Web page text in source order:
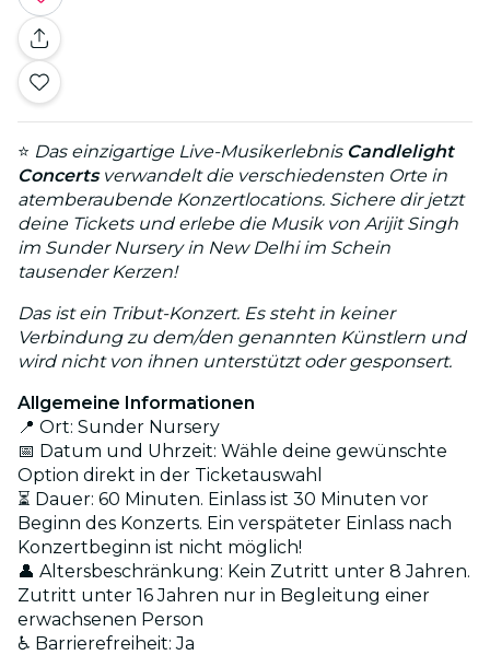
⭐ Das einzigartige Live-Musikerlebnis Candlelight
Concertsverwandelt die verschiedensten Orte in
atemberaubende Konzertlocations. Sichere dir jetzt
deine Tickets und erlebe die Musik von Arijit Singh
im Sunder Nursery in New Delhi im Schein
tausender Kerzen!
Das ist ein Tribut-Konzert. Es steht in keiner
Verbindung zu dem/den genannten Künstlern und
wird nicht von ihnen unterstützt oder gesponsert.
Allgemeine Informationen
📍 Ort: Sunder Nursery
📅 Datum und Uhrzeit: Wähle deine gewünschte
Option direkt in der Ticketauswahl
⏳ Dauer: 60 Minuten. Einlass ist 30 Minuten vor
Beginn des Konzerts. Ein verspäteter Einlass nach
Konzertbeginn ist nicht möglich!
👤 Altersbeschränkung: Kein Zutritt unter 8 Jahren.
Zutritt unter 16 Jahren nur in Begleitung einer
erwachsenen Person
♿ Barrierefreiheit: Ja